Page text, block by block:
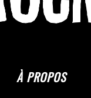
À PROPOS